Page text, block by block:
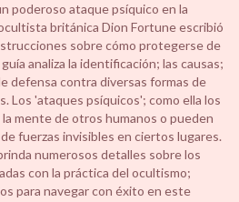
poderoso ataque psíquico en la
británica Dion Fortune escribió
sobre cómo protegerse de
analiza la identificación; las causas;
defensa contra diversas formas de
Los 'ataques psíquicos'; como ella los
mente de otros humanos o pueden
fuerzas invisibles en ciertos lugares.
numerosos detalles sobre los
con la práctica del ocultismo;
para navegar con éxito en este